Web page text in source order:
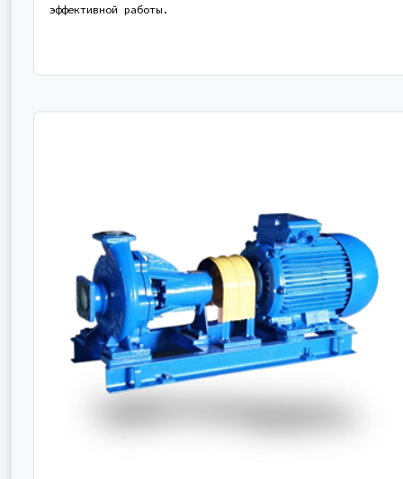
эффективной работы.